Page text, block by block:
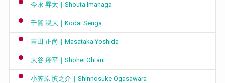
今永 昇太｜Shouta Imanaga
千賀 滉大｜Kodai Senga
吉田 正尚｜Masataka Yoshida
大谷 翔平｜Shohei Ohtani
小笠原 慎之介｜Shinnosuke Ogasawara